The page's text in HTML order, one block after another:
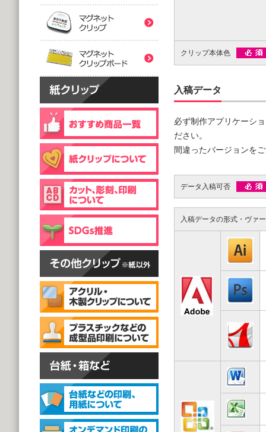
クリップ本体色
入稿データ
必ず制作アプリケーシ
ださい。
間違ったバージョンを
データ入稿可否
入稿データの形式・ヴァ
(5,000個 1個あたり)
台紙付片面タイプ
@129.70～
木製クリップ彫刻
(1,000個 1個あたり)
スタンドクリップ
スタンドクリップ
個包装(OPP入)タイプ
(1,000個 1個あたり)
個包装(OPP入)タイプ
(5,000個 1個あたり)